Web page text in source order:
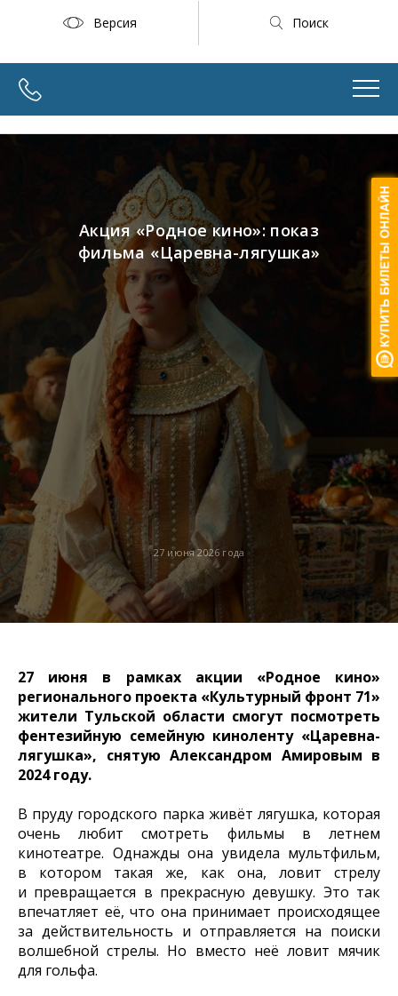
Версия Поиск
27 июня 2026 года
Акция «Родное кино»: показ
фильма «Царевна-лягушка»
27 июня в рамках акции «Родное кино»
регионального проекта «Культурный фронт 71»
жители Тульской области смогут посмотреть
фентезийную семейную киноленту «Царевна-
лягушка», снятую Александром Амировым в
2024 году.
В пруду городского парка живёт лягушка, которая
очень любит смотреть фильмы в летнем
кинотеатре. Однажды она увидела мультфильм,
в котором такая же, как она, ловит стрелу
и превращается в прекрасную девушку. Это так
впечатляет её, что она принимает происходящее
за действительность и отправляется на поиски
волшебной стрелы. Но вместо неё ловит мячик
для гольфа.